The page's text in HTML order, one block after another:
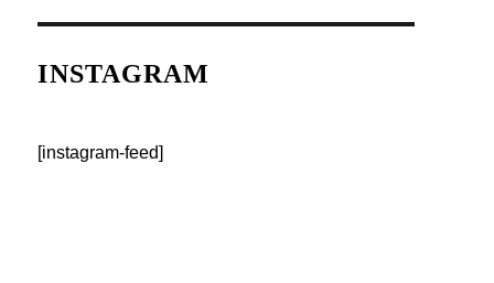
INSTAGRAM
[instagram-feed]